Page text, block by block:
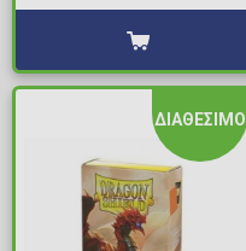
ΔΙΑΘΕΣΙΜΟ